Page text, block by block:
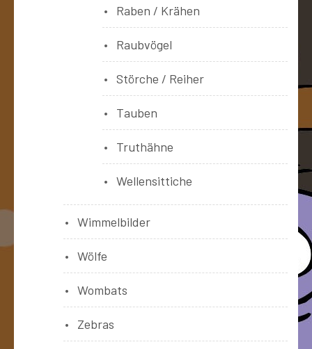
Raben / Krähen
Raubvögel
Störche / Reiher
Tauben
Truthähne
Wellensittiche
Wimmelbilder
Wölfe
Wombats
Zebras